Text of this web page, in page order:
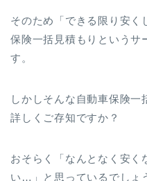
そのため「できる限り安く
保険一括見積もりというサ
す。
しかしそんな自動車保険一
詳しくご存知ですか？
おそらく「なんとなく安く
い…」と思っているでしょ